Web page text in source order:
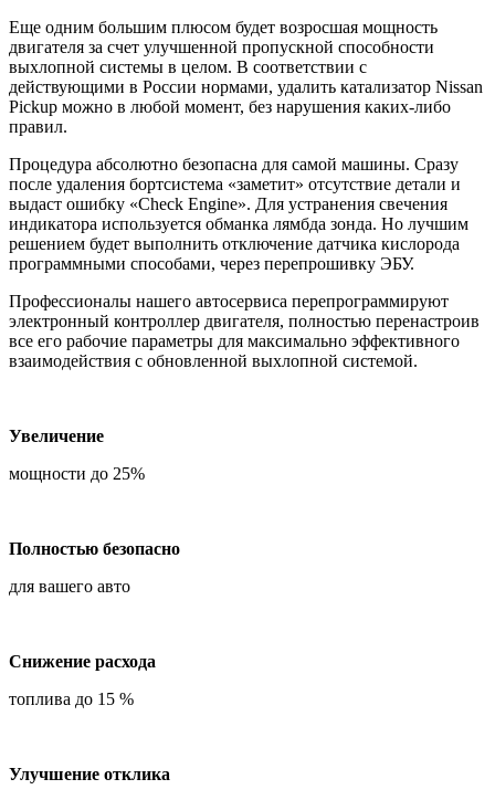
Еще одним большим плюсом будет возросшая мощность
двигателя за счет улучшенной пропускной способности
выхлопной системы в целом. В соответствии с
действующими в России нормами, удалить катализатор Nissan
Pickup можно в любой момент, без нарушения каких-либо
правил.
Процедура абсолютно безопасна для самой машины. Сразу
после удаления бортсистема «заметит» отсутствие детали и
выдаст ошибку «Check Engine». Для устранения свечения
индикатора используется обманка лямбда зонда. Но лучшим
решением будет выполнить отключение датчика кислорода
программными способами, через перепрошивку ЭБУ.
Профессионалы нашего автосервиса перепрограммируют
электронный контроллер двигателя, полностью перенастроив
все его рабочие параметры для максимально эффективного
взаимодействия с обновленной выхлопной системой.
Увеличение
мощности до 25%
Полностью безопасно
для вашего авто
Снижение расхода
топлива до 15 %
Улучшение отклика